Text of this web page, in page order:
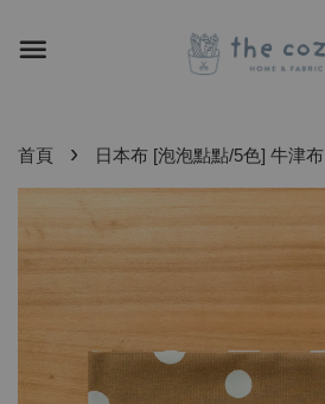
首頁 › 日本布 [泡泡點點/5色] 牛津布